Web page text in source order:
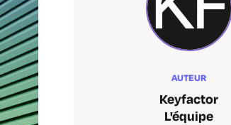
AUTEUR
Keyfactor
L'équipe